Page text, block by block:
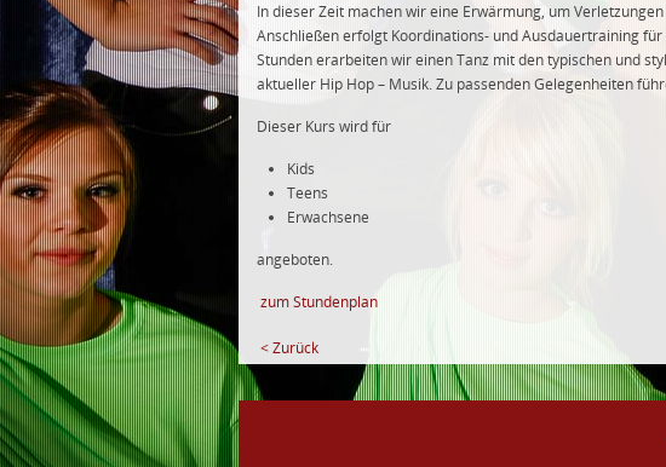
In dieser Zeit machen wir eine Erwärmung, um
Anschließen erfolgt Koordinations- und Ausdauertraining
Stunden erarbeiten wir einen Tanz mit den typischen und
aktueller Hip Hop – Musik. Zu passenden Gelegenheiten
Dieser Kurs wird für
Kids
Teens
Erwachsene
angeboten.
zum Stundenplan
< Zurück